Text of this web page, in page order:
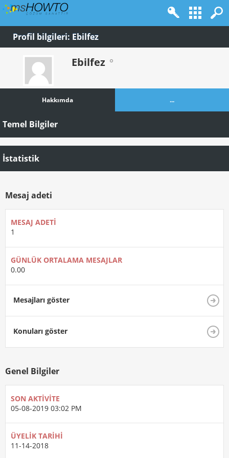
Profil bilgileri: Ebilfez
Ebilfez
Hakkımda ...
Temel Bilgiler
İstatistik
Mesaj adeti
MESAJ ADETI
1
GÜNLÜK ORTALAMA MESAJLAR
0.00
Mesajları göster
Konuları göster
Genel Bilgiler
SON AKTIVITE
05-08-2019 03:02 PM
ÜYELIK TARIHI
11-14-2018